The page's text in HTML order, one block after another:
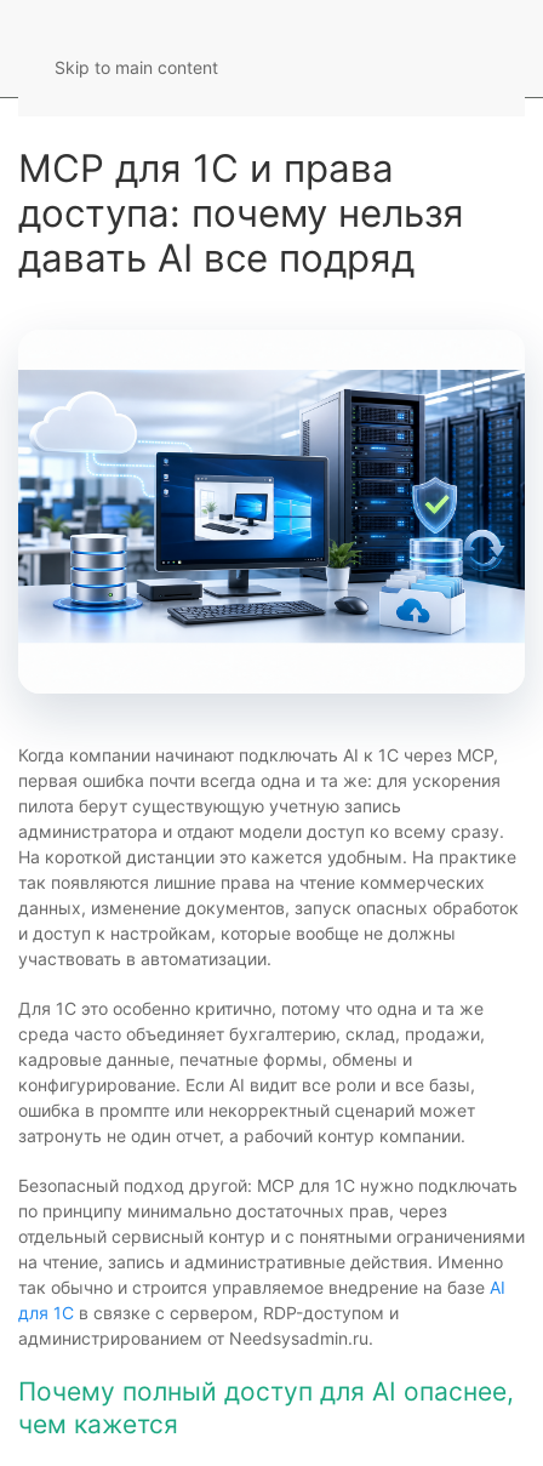
Skip to main content
MCP для 1С и права
доступа: почему нельзя
давать AI все подряд
Когда компании начинают подключать AI к 1С через MCP,
первая ошибка почти всегда одна и та же: для ускорения
пилота берут существующую учетную запись
администратора и отдают модели доступ ко всему сразу.
На короткой дистанции это кажется удобным. На практике
так появляются лишние права на чтение коммерческих
данных, изменение документов, запуск опасных обработок
и доступ к настройкам, которые вообще не должны
участвовать в автоматизации.
Для 1С это особенно критично, потому что одна и та же
среда часто объединяет бухгалтерию, склад, продажи,
кадровые данные, печатные формы, обмены и
конфигурирование. Если AI видит все роли и все базы,
ошибка в промпте или некорректный сценарий может
затронуть не один отчет, а рабочий контур компании.
Безопасный подход другой: MCP для 1С нужно подключать
по принципу минимально достаточных прав, через
отдельный сервисный контур и с понятными ограничениями
на чтение, запись и административные действия. Именно
так обычно и строится управляемое внедрение на базе AI
для 1С в связке с сервером, RDP-доступом и
администрированием от Needsysadmin.ru.
Почему полный доступ для AI опаснее,
чем кажется